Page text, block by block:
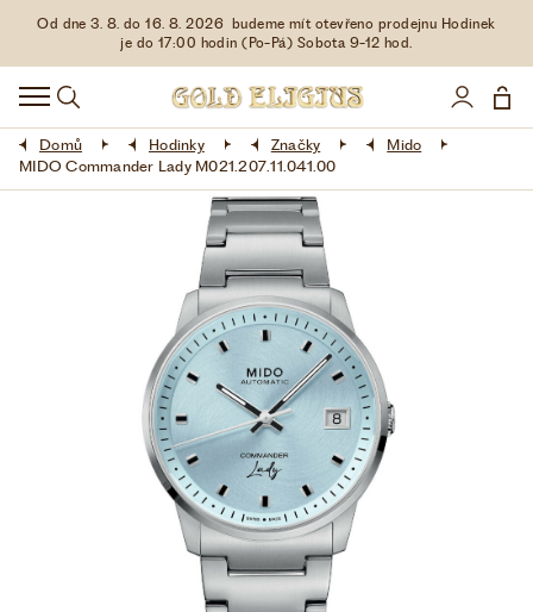
Od dne 3. 8. do 16. 8. 2026 budeme mít otevřeno prodejnu Hodinek
je do 17:00 hodin (Po-Pá) Sobota 9-12 hod.
HODINKY
DOPLŇKY
ŠPERKY
LIMITOVANÉ EDICE
VŠE O NÁKUPU
WHATSAPP
Domů Hodinky Značky
Mido
MIDO Commander Lady M021.207.11.041.00